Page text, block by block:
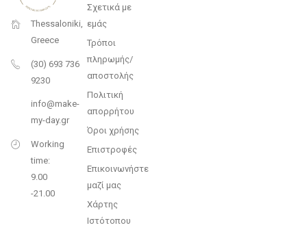
Thessaloniki,
Greece
(30) 693 736
9230
info@make-
my-day.gr
Working
time:
9.00
-21.00
Σχετικά με
εμάς
Τρόποι
πληρωμής/
αποστολής
Πολιτική
απορρήτου
Όροι χρήσης
Επιστροφές
Επικοινωνήστε
μαζί μας
Χάρτης
Ιστότοπου